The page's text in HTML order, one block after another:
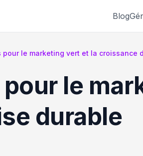
Blog
pour le marketing vert et la croissance
pour le
durable